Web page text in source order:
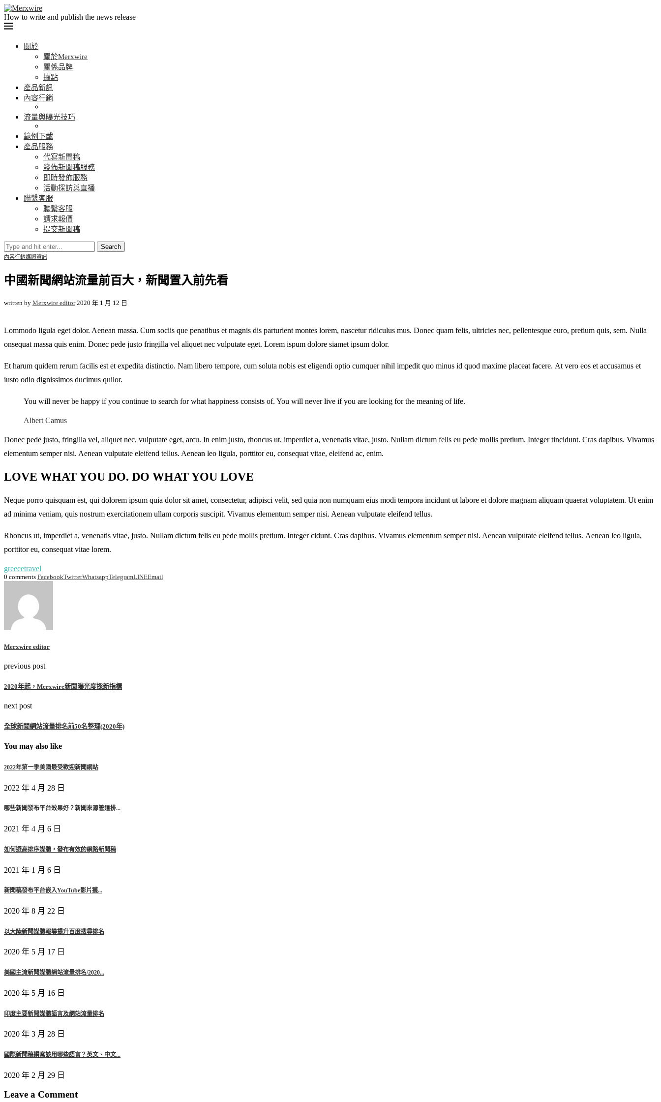
How to write and publish the news release
關於
關於Merxwire
關係品牌
據點
產品新訊
內容行銷
流量與曝光技巧
範例下載
產品服務
代寫新聞稿
發佈新聞稿服務
即時發佈服務
活動採訪與直播
聯繫客服
聯繫客服
請求報價
提交新聞稿
Search
內容行銷媒體資訊
中國新聞網站流量前百大，新聞置入前先看
written by Merxwire editor 2020 年 1 月 12 日
Lommodo ligula eget dolor. Aenean massa. Cum sociis que penatibus et magnis dis parturient montes lorem, nascetur ridiculus mus. Donec quam felis, ultricies nec, pellentesque euro, pretium quis, sem. Nulla
onsequat massa quis enim. Donec pede justo fringilla vel aliquet nec vulputate eget. Lorem ispum dolore siamet ipsum dolor.
Et harum quidem rerum facilis est et expedita distinctio. Nam libero tempore, cum soluta nobis est eligendi optio cumquer nihil impedit quo minus id quod maxime placeat facere. At vero eos et accusamus et
iusto odio dignissimos ducimus quilor.
You will never be happy if you continue to search for what happiness consists of. You will never live if you are looking for the meaning of life.
Albert Camus
Donec pede justo, fringilla vel, aliquet nec, vulputate eget, arcu. In enim justo, rhoncus ut, imperdiet a, venenatis vitae, justo. Nullam dictum felis eu pede mollis pretium. Integer tincidunt. Cras dapibus. Vivamus
elementum semper nisi. Aenean vulputate eleifend tellus. Aenean leo ligula, porttitor eu, consequat vitae, eleifend ac, enim.
LOVE WHAT YOU DO. DO WHAT YOU LOVE
Neque porro quisquam est, qui dolorem ipsum quia dolor sit amet, consectetur, adipisci velit, sed quia non numquam eius modi tempora incidunt ut labore et dolore magnam aliquam quaerat voluptatem. Ut enim
ad minima veniam, quis nostrum exercitationem ullam corporis suscipit. Vivamus elementum semper nisi. Aenean vulputate eleifend tellus.
Rhoncus ut, imperdiet a, venenatis vitae, justo. Nullam dictum felis eu pede mollis pretium. Integer cidunt. Cras dapibus. Vivamus elementum semper nisi. Aenean vulputate eleifend tellus. Aenean leo ligula,
porttitor eu, consequat vitae lorem.
greecetravel
0 comments FacebookTwitterWhatsappTelegramLINEEmail
Merxwire editor
previous post
2020年起，Merxwire新聞曝光度採新指標
next post
全球新聞網站流量排名前50名整理(2020年)
You may also like
2022年第一季美國最受歡迎新聞網站
2022 年 4 月 28 日
哪些新聞發布平台效果好？新聞來源管道排...
2021 年 4 月 6 日
如何選高排序媒體，發布有效的網路新聞稿
2021 年 1 月 6 日
新聞稿發布平台嵌入YouTube影片獲...
2020 年 8 月 22 日
以大陸新聞媒體報導提升百度搜尋排名
2020 年 5 月 17 日
美國主流新聞媒體網站流量排名/2020...
2020 年 5 月 16 日
印度主要新聞媒體語言及網站流量排名
2020 年 3 月 28 日
國際新聞稿撰寫該用哪些語言？英文、中文...
2020 年 2 月 29 日
Leave a Comment